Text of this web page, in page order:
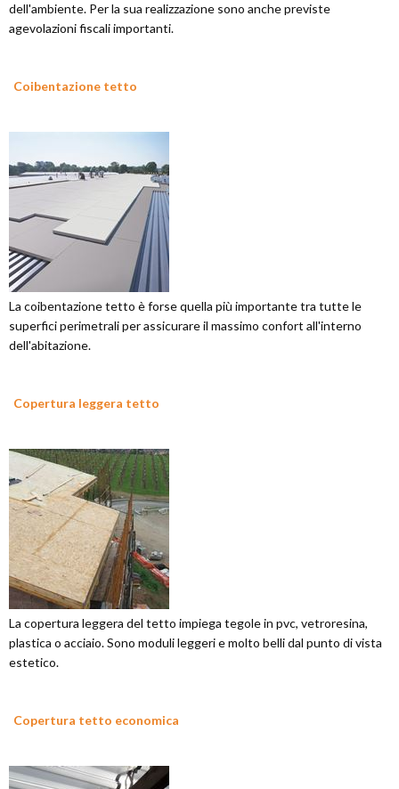
dell'ambiente. Per la sua realizzazione sono anche previste
agevolazioni fiscali importanti.
Coibentazione tetto
La coibentazione tetto è forse quella più importante tra tutte le
superfici perimetrali per assicurare il massimo confort all'interno
dell'abitazione.
Copertura leggera tetto
La copertura leggera del tetto impiega tegole in pvc, vetroresina,
plastica o acciaio. Sono moduli leggeri e molto belli dal punto di vista
estetico.
Copertura tetto economica